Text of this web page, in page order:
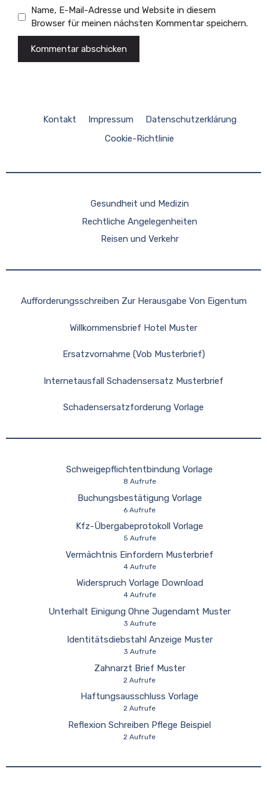
Name, E-Mail-Adresse und Website in diesem
Browser für meinen nächsten Kommentar speichern.
Kontakt Impressum
Datenschutzerklärung
Cookie-Richtlinie
Gesundheit und Medizin
Rechtliche Angelegenheiten
Reisen und Verkehr
Aufforderungsschreiben Zur Herausgabe Von Eigentum
Willkommensbrief Hotel Muster
Ersatzvornahme (Vob Musterbrief)
Internetausfall Schadensersatz Musterbrief
Schadensersatzforderung Vorlage
Schweigepflichtentbindung Vorlage
8 Aufrufe
Buchungsbestätigung Vorlage
6 Aufrufe
Kfz-Übergabeprotokoll Vorlage
5 Aufrufe
Vermächtnis Einfordern Musterbrief
4 Aufrufe
Widerspruch Vorlage Download
4 Aufrufe
Unterhalt Einigung Ohne Jugendamt Muster
3 Aufrufe
Identitätsdiebstahl Anzeige Muster
3 Aufrufe
Zahnarzt Brief Muster
2 Aufrufe
Haftungsausschluss Vorlage
2 Aufrufe
Reflexion Schreiben Pflege Beispiel
2 Aufrufe